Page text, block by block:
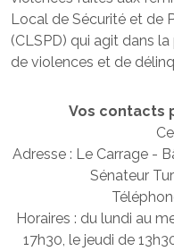
Local de Sécurité et de
(CLSPD) qui agit dans
de violences et de
Vos contacts
Adresse : Le Carrage -
Sénateur
Horaires : du lundi au
17h30, le jeudi de